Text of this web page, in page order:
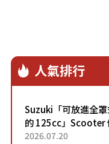
人氣排行
Suzuki「可放進全
的 125cc」Scooter
目！採用全新流線設
2026.07.20